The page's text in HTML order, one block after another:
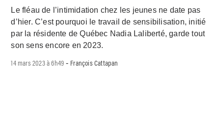
Le fléau de l’intimidation chez les jeunes ne date pas
d’hier. C’est pourquoi le travail de sensibilisation, initié
par la résidente de Québec Nadia Laliberté, garde tout
son sens encore en 2023.
14 mars 2023 à 6h49 - François Cattapan